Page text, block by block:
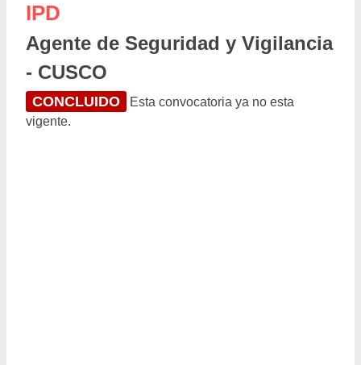
IPD
Agente de Seguridad y Vigilancia
- CUSCO
CONCLUIDO
Esta convocatoria ya no esta
vigente.